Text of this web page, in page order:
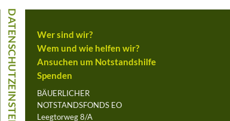
Wer sind wir?
Wem und wie helfen wir?
Ansuchen um Notstandshilfe
Spenden
BÄUERLICHER
NOTSTANDSFONDS EO
Leegtorweg 8/A